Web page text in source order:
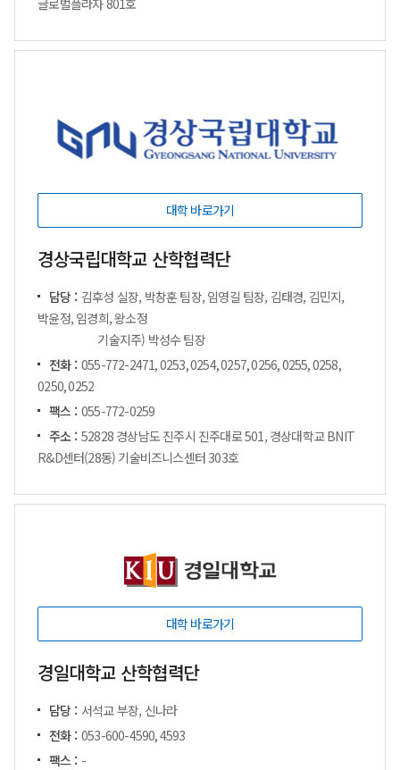
글로벌플라자 801호
대학 바로가기
경상국립대학교 산학협력단
담당 : 김후성 실장, 박창훈 팀장, 임영길 팀장, 김태경, 김민지,
박윤정, 임경희, 왕소정
기술지주) 박성수 팀장
전화 : 055-772-2471, 0253, 0254, 0257, 0256, 0255, 0258,
0250, 0252
팩스 : 055-772-0259
주소 : 52828 경상남도 진주시 진주대로 501, 경상대학교 BNIT
R&D센터(28동) 기술비즈니스센터 303호
대학 바로가기
경일대학교 산학협력단
담당 : 서석교 부장, 신나라
전화 : 053-600-4590, 4593
팩스 : -